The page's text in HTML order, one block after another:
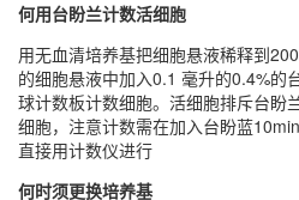
何用台盼兰计数活细胞
用无血清培养基把细胞悬液稀释到
的细胞悬液中加入0.1 毫升的0.4%的
球计数板计数细胞。活细胞排斥台盼
细胞，注意计数需在加入台盼蓝
直接用计数仪进行
何时须更换培养基